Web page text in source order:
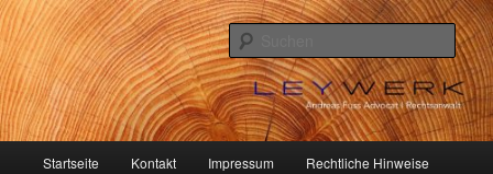
Zum
primären
Inhalt
springenAndreas Fuss Advocat I
Rechtsanwalt
Beiträge aus dem deutsch-spanischen Rechtsverkehr
Startseite Kontakt Impressum Rechtliche Hinweise